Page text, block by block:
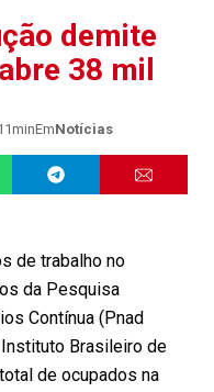
demite
38 mil
EmNotícias
de trabalho no
da Pesquisa
Contínua (Pnad
Brasileiro de
de ocupados na